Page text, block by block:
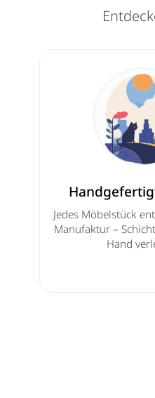
Jedes Möbelstück
Manufaktur –
Hand